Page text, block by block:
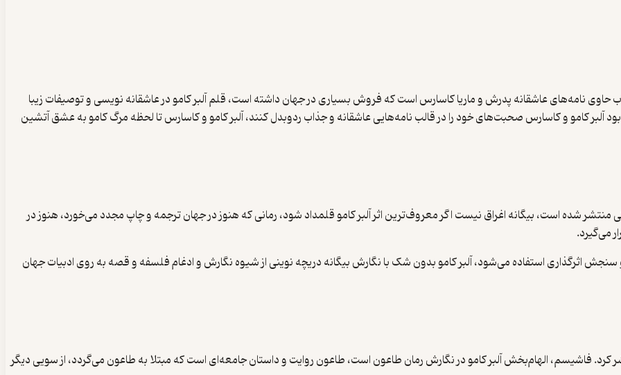
۲۰۱۸ به انتشار رسید این کتاب حاوی نامه‌های عاشقانه پدرش و ماریا کاسارس است که فروش بسیاری در جهان داشته است، قلم آلبر کامو در عاشقانه نویسی و توصیفات زیبا
کامو و کاسارس صحبت‌های خود را در قالب نامه‌هایی عاشقانه و جذاب ردوبدل کنند، آلبر کامو و کاسارس تا لحظه مرگ کامو به عشق آتشین
شده است، بیگانه اغراق نیست اگر معروف‌ترین اثر آلبر کامو قلمداد شود، رمانی که هنوز در جهان ترجمه و چاپ مجدد می‌خورد، هنوز در
می‌گیرد.
و سنجش اثرگذاری استفاده می‌شود، آلبر کامو بدون شک با نگارش بیگانه دریچه نوینی از شیوه نگارش و ادغام فلسفه و قصه به روی ادبیات جهان
را منتشر کرد. فاشیسم، الهام‌بخش آلبر کامو در نگارش رمان طاعون است، طاعون روایت و داستان جامعه‌ای است که مبتلا به طاعون می‌گردد، از سویی دیگر